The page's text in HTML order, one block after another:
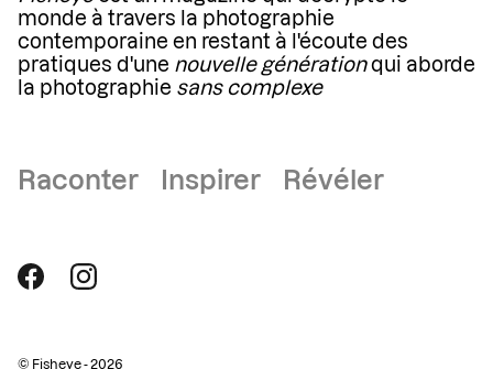
monde à travers la photographie
contemporaine en restant à l'écoute des
pratiques d'une nouvelle générationqui aborde
la photographie sans complexe
Raconter Inspirer Révéler
© Fisheye - 2026